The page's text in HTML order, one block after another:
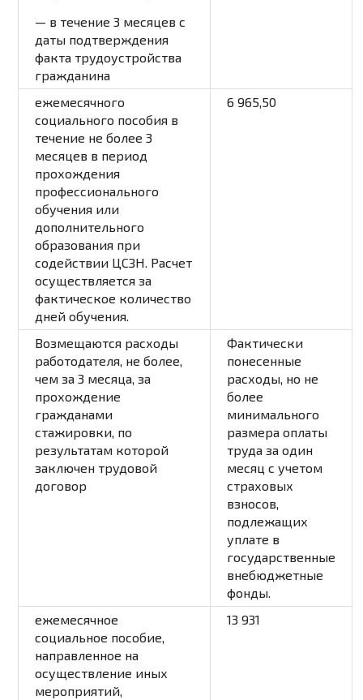
— в течение 3 месяцев с
даты подтверждения
факта трудоустройства
гражданина
ежемесячного
социального пособия в
течение не более 3
месяцев в период
прохождения
профессионального
обучения или
дополнительного
образования при
содействии ЦСЗН. Расчет
осуществляется за
фактическое количество
дней обучения.
6 965,50
Возмещаются расходы
работодателя, не более,
чем за 3 месяца, за
прохождение
гражданами
стажировки, по
результатам которой
заключен трудовой
договор
Фактически
понесенные
расходы, но не
более
минимального
размера оплаты
труда за один
месяц с учетом
страховых
взносов,
подлежащих
уплате в
государственные
внебюджетные
фонды.
ежемесячное
социальное пособие,
направленное на
осуществление иных
мероприятий,
13 931